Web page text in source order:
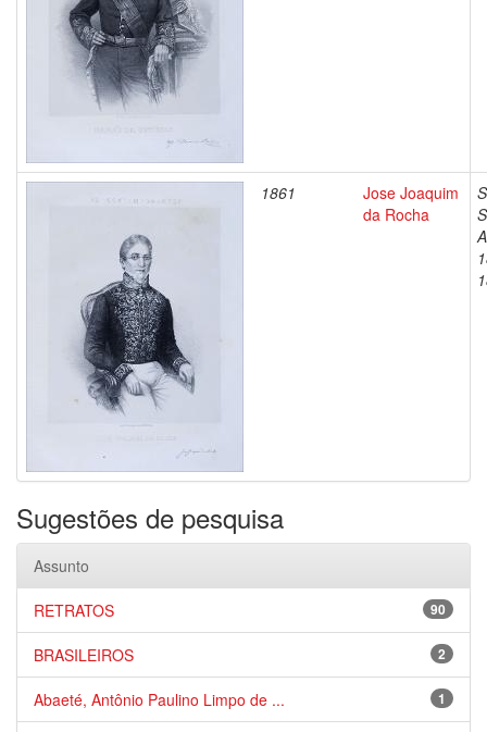
1861
Jose Joaquim
da Rocha
Sugestões de pesquisa
Assunto
90
RETRATOS
2
BRASILEIROS
1
Abaeté, Antônio Paulino Limpo de ...